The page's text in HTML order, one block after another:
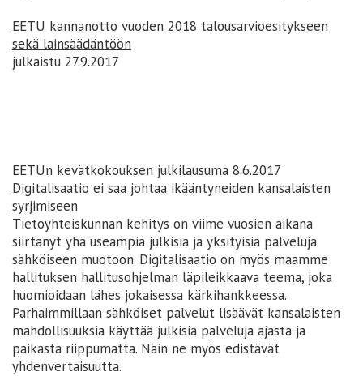
EETU kannanotto vuoden 2018 talousarvioesitykseen
sekä lainsäädäntöön
julkaistu 27.9.2017
EETUn kevätkokouksen julkilausuma 8.6.2017
Digitalisaatio ei saa johtaa ikääntyneiden kansalaisten
syrjimiseen
Tietoyhteiskunnan kehitys on viime vuosien aikana
siirtänyt yhä useampia julkisia ja yksityisiä palveluja
sähköiseen muotoon. Digitalisaatio on myös maamme
hallituksen hallitusohjelman läpileikkaava teema, joka
huomioidaan lähes jokaisessa kärkihankkeessa.
Parhaimmillaan sähköiset palvelut lisäävät kansalaisten
mahdollisuuksia käyttää julkisia palveluja ajasta ja
paikasta riippumatta. Näin ne myös edistävät
yhdenvertaisuutta.